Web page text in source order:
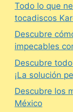
Todo lo que
tocadiscos
Descubre
impecables
Descubre
¡La solución
Descubre los
México